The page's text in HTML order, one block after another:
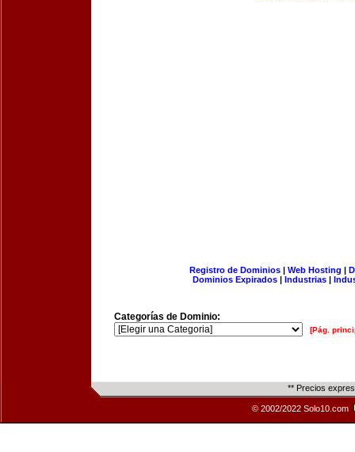
Registro de Dominios| Web Hosting |
Dominios Expirados | Industrias |
Categorías de Dominio:
[Pág.
** Precios
© 2002/2022 Solo10.com